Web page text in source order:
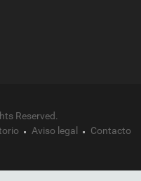
Reserved.
Aviso legal Contacto